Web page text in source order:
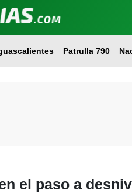
Patrulla 790
el paso a